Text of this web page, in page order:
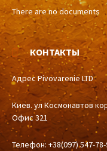
There are no documents
КОНТАКТЫ
Адрес Pivovarenie LTD
Киев. ул Космонавтов
Офис 321
Телефон: +38(097) 547-